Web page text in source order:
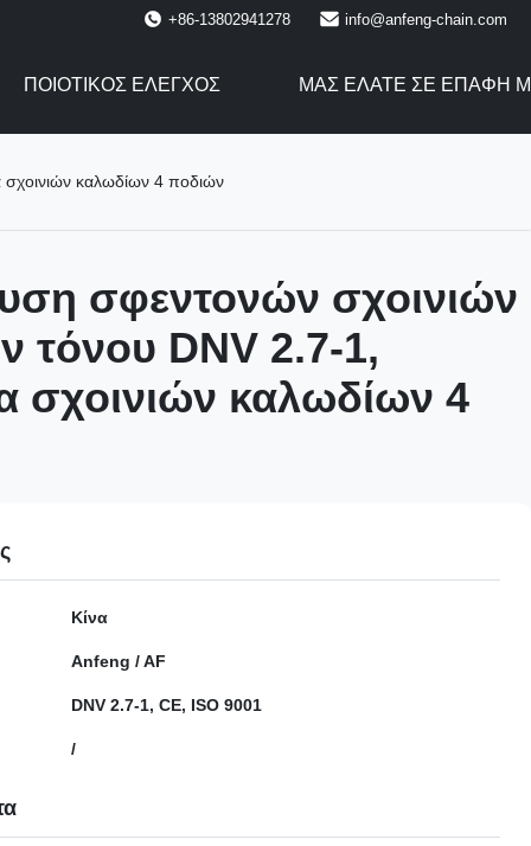
+86-13802941278 info@anfeng-chain.com
ΠΟΙΟΤΙΚΌΣ ΈΛΕΓΧΟΣ ΜΑΣ ΕΛΆΤΕ ΣΕ ΕΠΑΦΉ
καλωδίων 4 ποδιών
σφεντονών σχοινιών
τόνου DNV 2.7-1,
σχοινιών καλωδίων 4
Κίνα
Anfeng / AF
DNV 2.7-1, CE, ISO 9001
/